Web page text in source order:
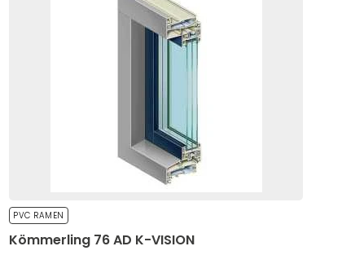
werken
van
PVC RAMEN
Kömmerling 76 AD K-VISION